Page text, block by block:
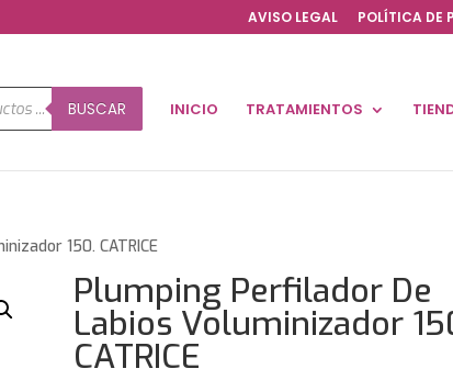
AVISO LEGAL POLÍTICA DE
BUSCAR INICIO TRATAMIENTOS
150. CATRICE
Plumping Perfilador De
Labios Voluminizador
CATRICE